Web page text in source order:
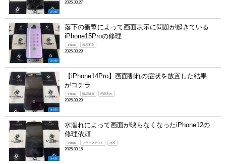
未分類
2025.03.27
未分類
落下の衝撃によって画面表示に問題が起きている
iPhone15Proの修理
iPhone 表示不良
2025.03.23
未分類
【iPhone14Pro】画面割れの症状を放置した結果
がコチラ
iPhone 液晶破損 画面割れ
2025.03.20
未分類
水濡れによって画面が映らなくなったiPhone12の
修理依頼
iPhone ブラックアウト 水没
2025.03.16